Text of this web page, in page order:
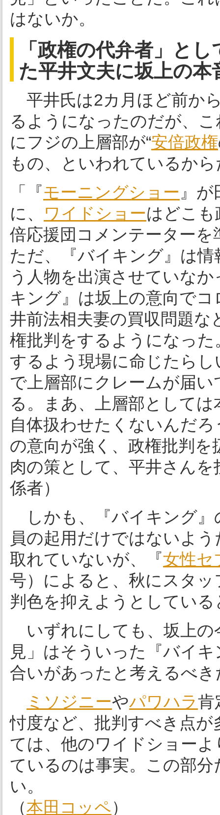
はないか。
「政権の代弁者」と
た平井文夫に坂上の本
平井氏は2カ月ほど前か
るようになったのだが、
にフジの上層部が“安倍政権
もの、といわれているから
「『モーニングショー 』
に、
ワイドショーはどこも
倍応援団コメンテーター
ただ、『バイキング』は情
う人物を出演させていな
キング』は坂上の意向で
井前法相夫妻の買収問題
権批判をするようになっ
するよう現場に命じたら
で上層部にクレームが届
る。まあ、上層部として
自体扱わせたくないんだ
の意向が強く、政権批判
肉の策として、平井さん
係者）
しかも、『バイキング』
員の起用だけではないよ
取れていないが、『女性セ
号）によると、秋にスタ
判色を抑えようとしている
いずれにしても、坂上の
見」はそういった『バイ
合いがあったと考えるべき
ミソジニーやパワハラ肯
忖度など、批判すべき点
ては、他のワイドショー
ているのは事実。この部
い。
（本田コッペ）